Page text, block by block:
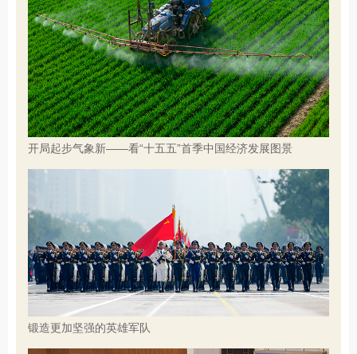
开局起步气象新——看“十五五”首季中国经济发展图景
锻造更加坚强的英雄军队